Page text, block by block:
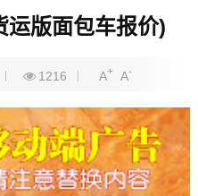
运版面包车报价)
1216 A+ A-